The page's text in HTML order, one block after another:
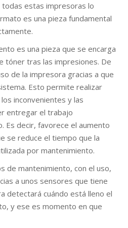
todas estas impresoras lo
es una pieza fundamental
es una pieza que se encarga
tóner tras las impresiones. De
de la impresora gracias a que
Esto permite realizar
inconvenientes y las
entregar el trabajo
Es decir, favorece el aumento
se reduce el tiempo que la
por mantenimiento.
de mantenimiento, con el uso,
a unos sensores que tiene
detectará cuándo está lleno el
y ese es momento en que